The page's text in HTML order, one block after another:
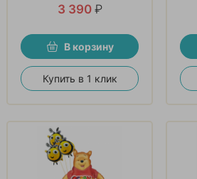
3 390 ₽
В корзину
Купить в 1 клик